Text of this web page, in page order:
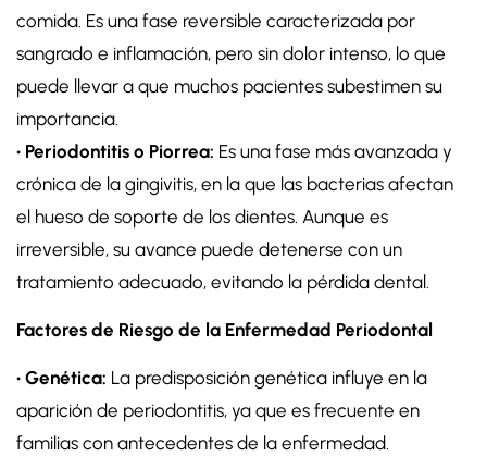
comida. Es una fase reversible caracterizada por
sangrado e inflamación, pero sin dolor intenso, lo que
puede llevar a que muchos pacientes subestimen su
importancia.
• Periodontitis o Piorrea: Es una fase más avanzada y
crónica de la gingivitis, en la que las bacterias afectan
el hueso de soporte de los dientes. Aunque es
irreversible, su avance puede detenerse con un
tratamiento adecuado, evitando la pérdida dental.
Factores de Riesgo de la Enfermedad Periodontal
• Genética: La predisposición genética influye en la
aparición de periodontitis, ya que es frecuente en
familias con antecedentes de la enfermedad.